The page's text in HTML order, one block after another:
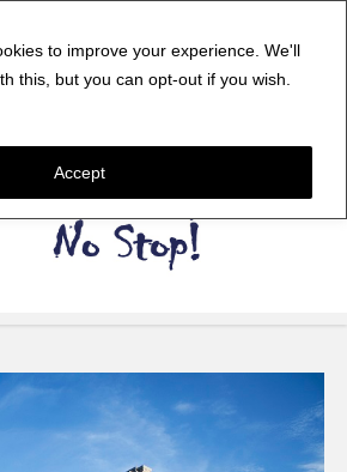
to improve your experience. We'll
this, but you can opt-out if you wish.
Accept